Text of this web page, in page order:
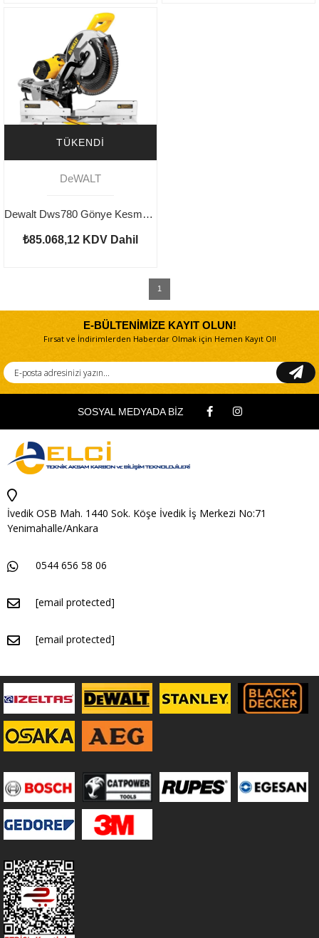
TÜKENDI
DeWALT
Dewalt Dws780 Gönye Kesme 1675w 305mmm
₺85.068,12 KDV Dahil
1
E-BÜLTENİMİZE KAYIT OLUN!
Fırsat ve İndirimlerden Haberdar Olmak için Hemen Kayıt Ol!
SOSYAL MEDYADA BİZ
İvedik OSB Mah. 1440 Sok. Köşe İvedik İş Merkezi No:71
Yenimahalle/Ankara
0544 656 58 06
[email protected]
[email protected]